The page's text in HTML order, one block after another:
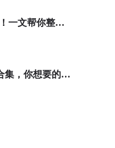
跨境电商平台对比和分析！一文帮你整理全球主流电商平台
近期 Facebook 热点问题合集，你想要的答案都在这里！